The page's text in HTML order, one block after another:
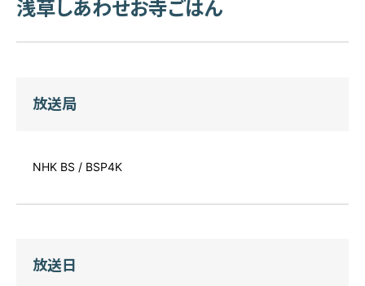
浅草しあわせお寺ごはん
放送局
NHK BS / BSP4K
放送日